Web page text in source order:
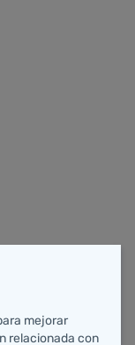
mejorar
relacionada con